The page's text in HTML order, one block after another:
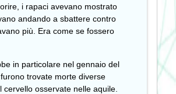
i rapaci avevano mostrato
andando a sbattere contro
più. Era come se fossero
in particolare nel gennaio del
trovate morte diverse
osservate nelle aquile.